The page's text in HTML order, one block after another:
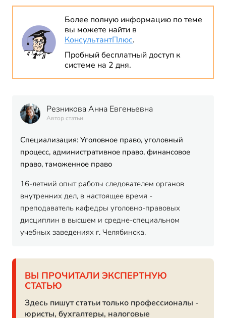
Более полную информацию по теме
вы можете найти в
КонсультантПлюс.
Пробный бесплатный доступ к
системе на 2 дня.
Резникова Анна Евгеньевна
Автор статьи
Специализация: Уголовное право, уголовный
процесс, административное право, финансовое
право, таможенное право
16-летний опыт работы следователем органов
внутренних дел, в настоящее время -
преподаватель кафедры уголовно-правовых
дисциплин в высшем и средне-специальном
учебных заведениях г. Челябинска.
ВЫ ПРОЧИТАЛИ ЭКСПЕРТНУЮ
СТАТЬЮ
Здесь пишут статьи только профессионалы -
юристы, бухгалтеры, налоговые